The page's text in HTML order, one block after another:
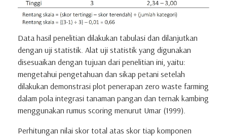
Data hasil penelitian dilakukan tabulasi dan dilanjutkan
dengan uji statistik. Alat uji statistik yang digunakan
disesuaikan dengan tujuan dari penelitian ini, yaitu:
mengetahui pengetahuan dan sikap petani setelah
dilakukan demonstrasi plot penerapan zero waste farming
dalam pola integrasi tanaman pangan dan ternak kambing
menggunakan rumus scoring menurut Umar (1999).
Perhitungan nilai skor total atas skor tiap komponen